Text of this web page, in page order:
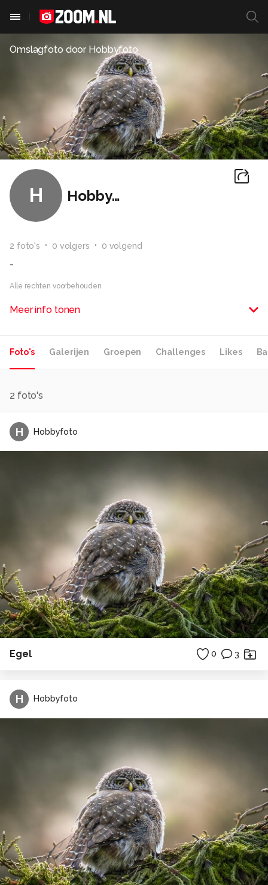
Omslagfoto door Hobbyfoto
H Hobbyfoto
2 foto's 0 volgers 0 volgend
-
Alle rechten voorbehouden
Meer info tonen
Foto's Galerijen Groepen Challenges Likes
2 foto's
H Hobbyfoto
Egel 0 3
H Hobbyfoto